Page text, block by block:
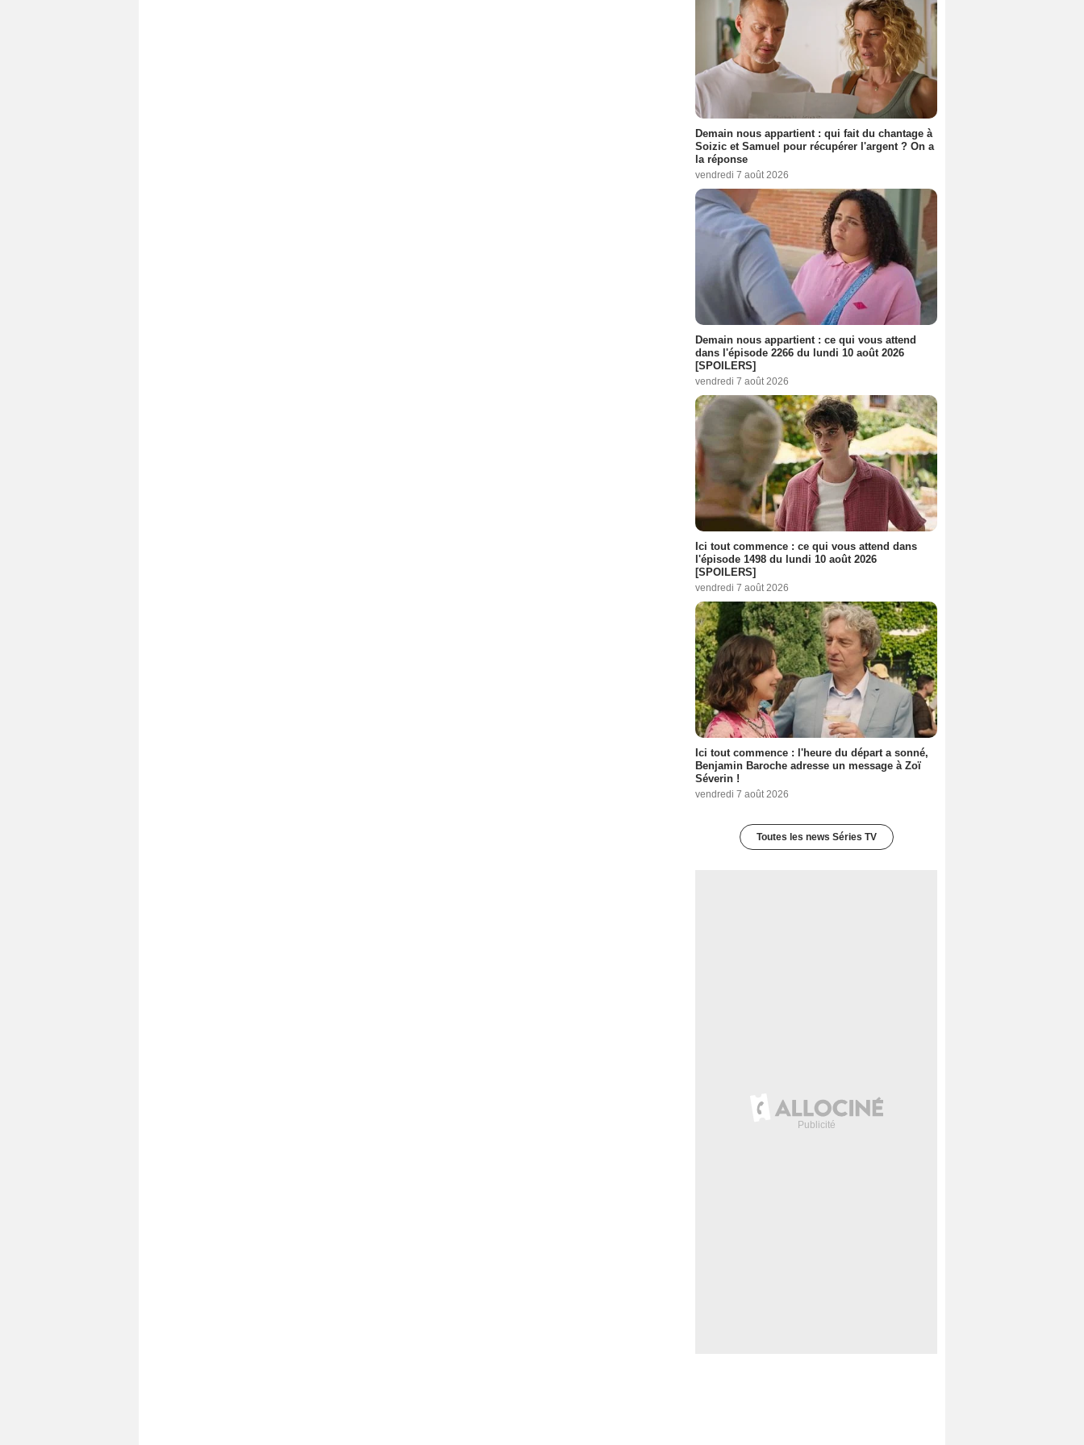
Demain nous appartient : qui fait du chantage à
Soizic et Samuel pour récupérer l'argent ? On a
la réponse
vendredi 7 août 2026
Demain nous appartient : ce qui vous attend
dans l'épisode 2266 du lundi 10 août 2026
[SPOILERS]
vendredi 7 août 2026
Ici tout commence : ce qui vous attend dans
l'épisode 1498 du lundi 10 août 2026
[SPOILERS]
vendredi 7 août 2026
Ici tout commence : l'heure du départ a sonné,
Benjamin Baroche adresse un message à Zoï
Séverin !
vendredi 7 août 2026
Toutes les news Séries TV